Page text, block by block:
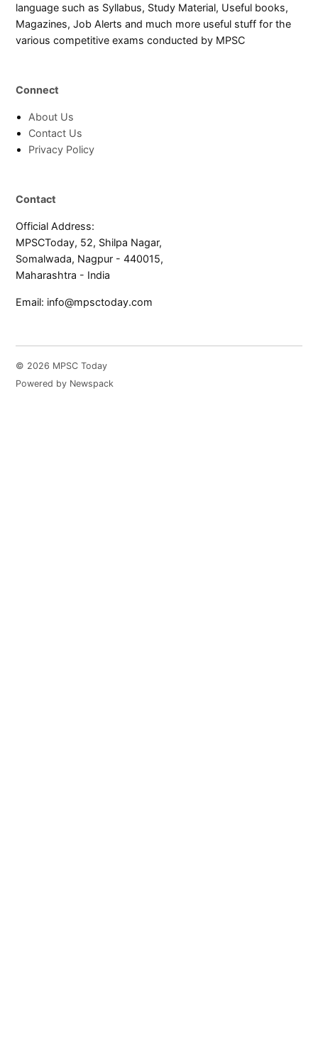
language such as Syllabus, Study Material, Useful books,
Magazines, Job Alerts and much more useful stuff for the
various competitive exams conducted by MPSC
Connect
About Us
Contact Us
Privacy Policy
Contact
Official Address:
MPSCToday, 52, Shilpa Nagar,
Somalwada, Nagpur - 440015,
Maharashtra - India
Email: info@mpsctoday.com
© 2026 MPSC Today
Powered by Newspack